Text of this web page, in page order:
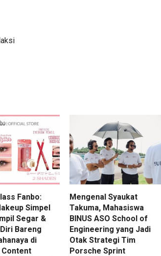
Fanbo:
Simpel
Segar &
Bareng
di
Mengenal Syaukat
Takuma, Mahasiswa
BINUS ASO School of
Engineering yang Jadi
Otak Strategi Tim
Porsche Sprint